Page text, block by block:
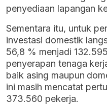
penyediaan lapangan
Sementara itu, untuk
investasi domestik
56,8 % menjadi
penyerapan tenaga
baik asing maupun
ini masih mencatat
373.560 pekerja.